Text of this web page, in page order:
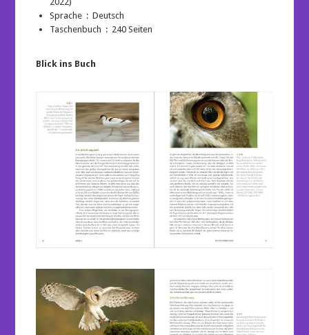
Sprache ‏ : ‎Deutsch
Taschenbuch ‏ : ‎ 240 Seiten
Blick ins Buch